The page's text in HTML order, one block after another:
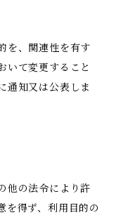
を、関連性を有す
いて変更すること
通知又は公表しま
他の法令により許
を得ず、利用目的の